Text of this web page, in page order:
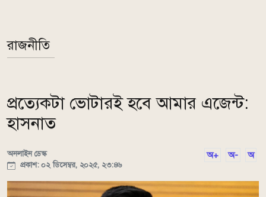
রাজনীতি
প্রত্যেকটা ভোটারই হবে আমার এজেন্ট:
হাসনাত
অনলাইন ডেস্ক
প্রকাশ: ০২ ডিসেম্বর, ২০২৫, ২৩:৪৬
অ+ অ- অ